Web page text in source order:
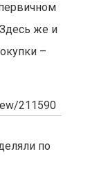
же и
–
211590
по